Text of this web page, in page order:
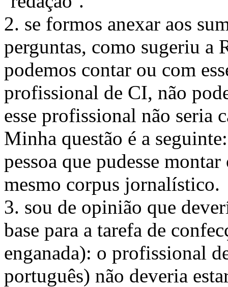
2. se formos anexar aos
perguntas, como sugeriu a
podemos contar ou com
profissional de CI, não
esse profissional não seria
Minha questão é a
pessoa que pudesse
mesmo corpus jornalístico.
3. sou de opinião que
base para a tarefa de
enganada): o profissional
português) não deveria